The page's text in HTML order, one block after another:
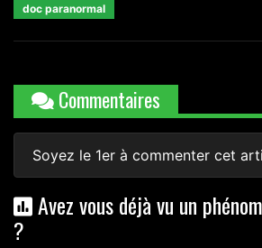
doc paranormal
Commentaires
Soyez le 1er à commenter cet
Avez vous déjà vu un
?